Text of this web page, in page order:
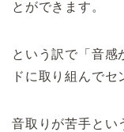
とができます。
という訳で「音
ドに取り組んでセ
音取りが苦手とい